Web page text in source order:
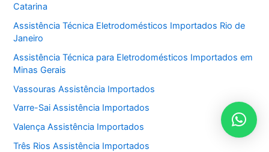
Catarina
Assistência Técnica Eletrodomésticos Importados Rio de
Janeiro
Assistência Técnica para Eletrodomésticos Importados em
Minas Gerais
Vassouras Assistência Importados
Varre-Sai Assistência Importados
Valença Assistência Importados
Três Rios Assistência Importados